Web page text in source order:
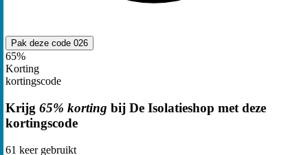
Pak deze code 026
65%
Korting
kortingscode
Krijg 65% korting bij De Isolatieshop met deze
kortingscode
61 keer gebruikt